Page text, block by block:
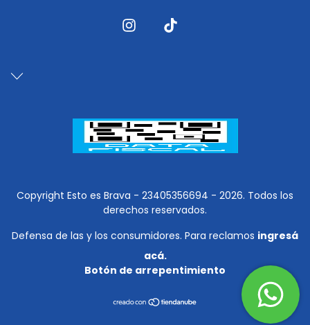
Copyright Esto es Brava - 23405356694 - 2026. Todos los
derechos reservados.
Defensa de las y los consumidores. Para reclamos ingresá
acá.
Botón de arrepentimiento